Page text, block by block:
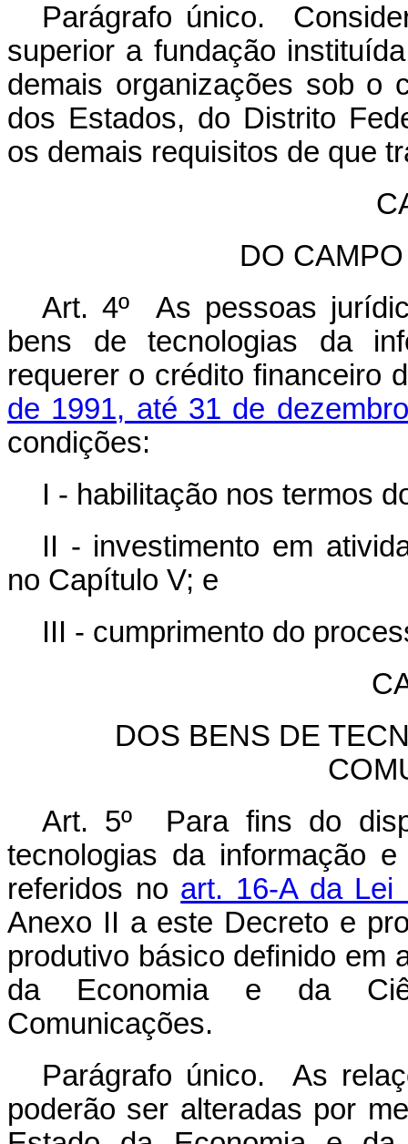
Parágrafo único.
superior a fundação
demais organizações sob o
dos Estados, do Distrito
os demais requisitos de que
DO
Art. 4º As pessoas
bens de tecnologias da
requerer o crédito financeiro
de 1991, até 31 de
condições:
I - habilitação nos termos
II - investimento em
no Capítulo V; e
III - cumprimento do
DOS BENS DE
Art. 5º Para fins do
tecnologias da informação
referidos no art. 16-A da Lei
Anexo II a este Decreto e
produtivo básico definido em
da Economia e da
Comunicações.
Parágrafo único. As
poderão ser alteradas por